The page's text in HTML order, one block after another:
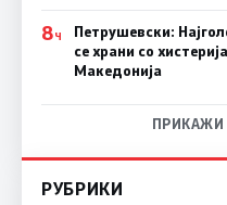
8Ч
Петрушевски:
се храни со
Македонија
ПРИКАЖИ
РУБРИКИ